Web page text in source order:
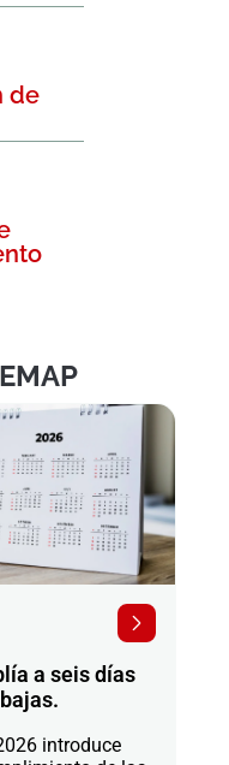
de
a seis días
introduce